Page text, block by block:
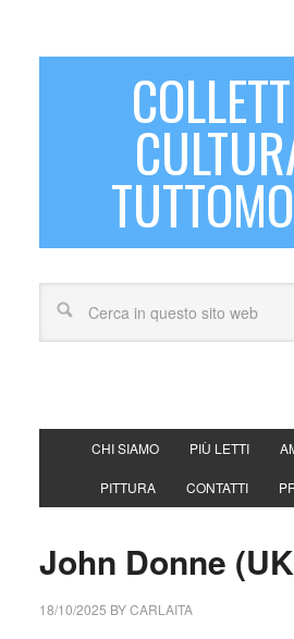
CHI SIAMO PIÙ LETTI
PITTURA CONTATTI
John Donne
18/10/2025 BYCARLAITA